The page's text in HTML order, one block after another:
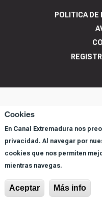
Cookies
En Canal Extremadura nos
privacidad. Al navegar por
cookies que nos permiten
mientras navegas.
Aceptar Más info
POLITICA DE